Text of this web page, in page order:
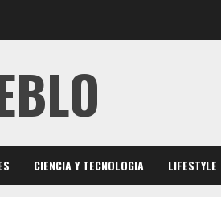
CIENCIA Y TECNOLOGIA LIFESTYLE